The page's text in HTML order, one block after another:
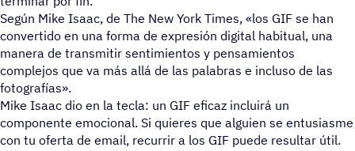
Según Mike Isaac, de The New York Times, «los GIF se han
convertido en una forma de expresión digital habitual, una
manera de transmitir sentimientos y pensamientos
complejos que va más allá de las palabras e incluso de las
fotografías».
Mike Isaac dio en la tecla: un GIF eficaz incluirá un
componente emocional. Si quieres que alguien se entusiasme
con tu oferta de email, recurrir a los GIF puede resultar útil.